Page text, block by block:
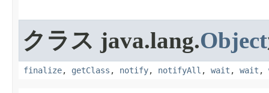
クラス java.lang.Object
finalize, getClass , notify, notifyAll , wait , wait ,